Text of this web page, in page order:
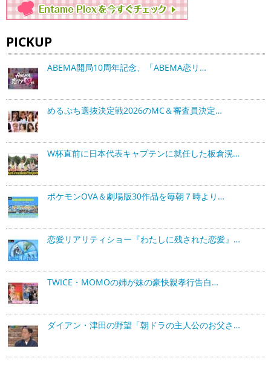
PICKUP
ABEMA開局10周年記念、「ABEMA恋リ…
めるぷち選抜決定戦2026のMC＆審査員決定…
W杯直前に日本代表キャプテンに就任した板倉滉…
ポケモンOVA＆劇場版30作品を毎朝７時より…
恋愛リアリティショー『わたしに残された恋愛』…
TWICE・MOMOの姉が妹の豪快親孝行告白…
ダイアン・津田の野望「朝ドラの主人公のお父さ…